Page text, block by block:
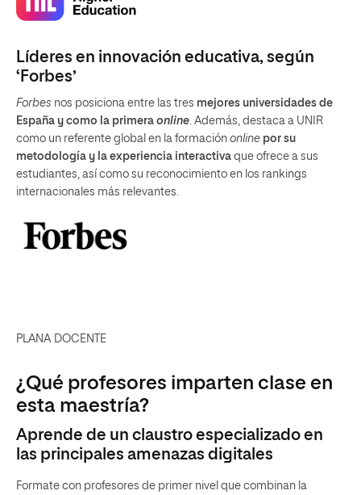
Líderes en innovación educativa, según
‘Forbes’
Forbes nos posiciona entre las tres mejores universidades de
España y como la primera online. Además, destaca a UNIR
como un referente global en la formación online por su
metodología y la experiencia interactiva que ofrece a sus
estudiantes, así como su reconocimiento en los rankings
internacionales más relevantes.
PLANA DOCENTE
¿Qué profesores imparten clase en
esta maestría?
Aprende de un claustro especializado en
las principales amenazas digitales
Formate con profesores de primer nivel que combinan la